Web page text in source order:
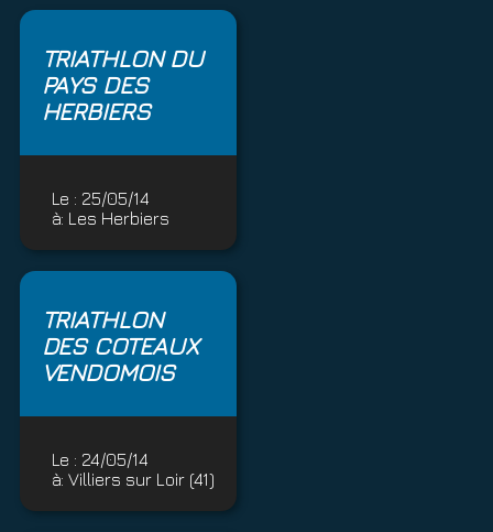
TRIATHLON DU
PAYS DES
HERBIERS
Le : 25/05/14
à: Les Herbiers
TRIATHLON
DES COTEAUX
VENDOMOIS
Le : 24/05/14
à:Villiers sur Loir (41)